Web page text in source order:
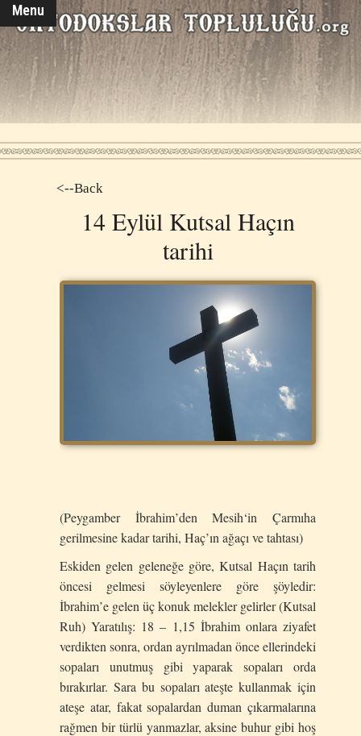
Menu
<--Back
14 Eylül Kutsal Haçın
tarihi
(Peygamberİbrahim’den Mesih‘in Çarmıha
gerilmesinekadartarihi, Haç’ın ağaçı vetahtası)
Eskiden gelen geleneğe göre, Kutsal Haçın tarih
öncesi gelmesi söyleyenlere göre şöyledir:
İbrahim’e gelen üç konuk melekler gelirler (Kutsal
Ruh) Yaratılış: 18 – 1,15 İbrahim onlara ziyafet
verdikten sonra, ordan ayrılmadan önce ellerindeki
sopaları unutmuş gibi yaparak sopaları orda
bırakırlar. Sara bu sopaları ateşte kullanmak için
ateşe atar, fakat sopalardan duman çıkarmalarına
rağmen bir türlü yanmazlar, aksine buhur gibi hoş